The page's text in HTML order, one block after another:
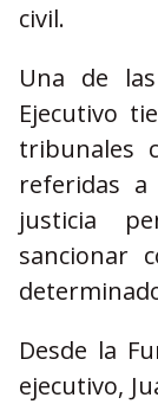
civil.
Una de
Ejecutivo
tribunales
referidas
justicia
sancionar
Desde la
ejecutivo,